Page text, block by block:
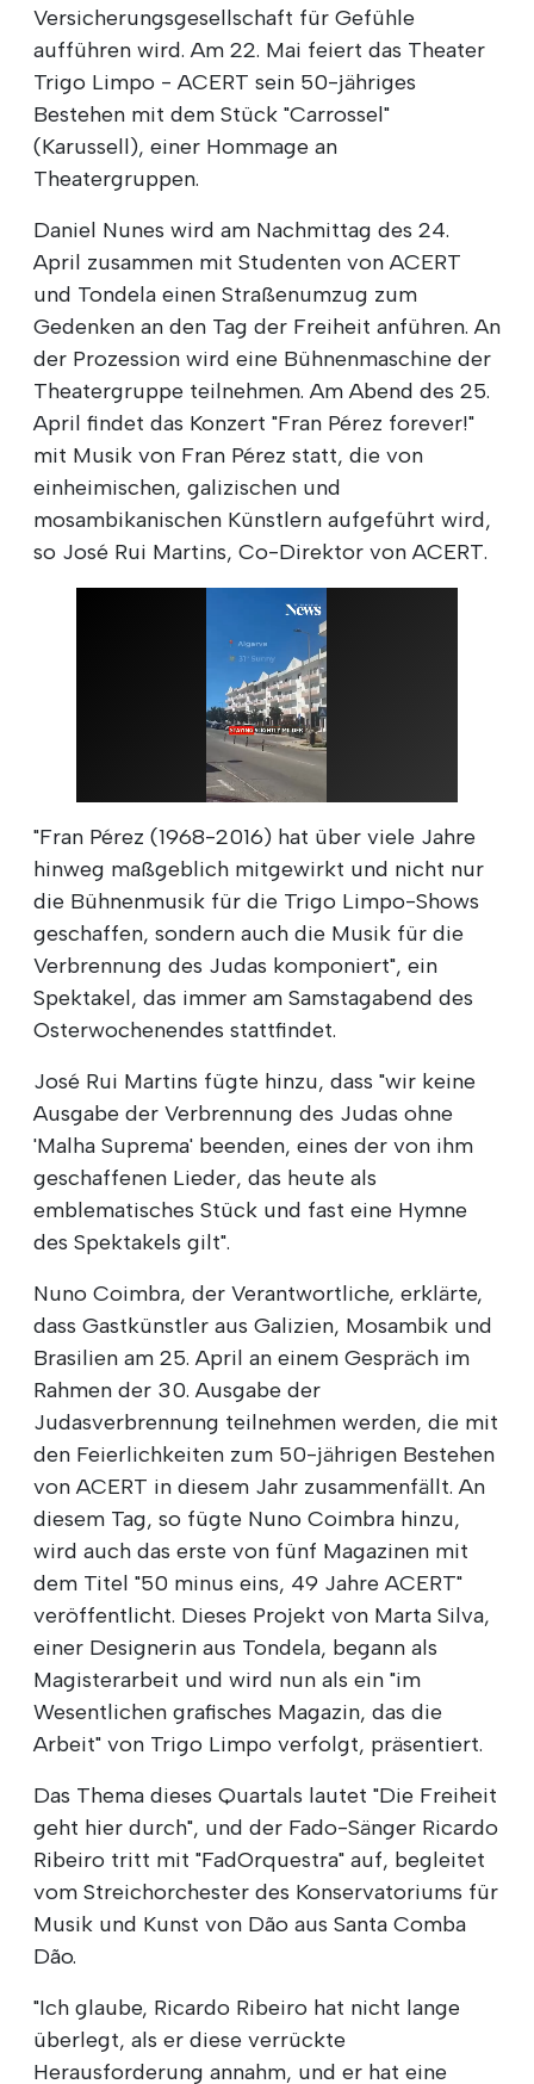
Versicherungsgesellschaft für Gefühle
aufführen wird. Am 22. Mai feiert das Theater
Trigo Limpo - ACERT sein 50-jähriges
Bestehen mit dem Stück "Carrossel"
(Karussell), einer Hommage an
Theatergruppen.
Daniel Nunes wird am Nachmittag des 24.
April zusammen mit Studenten von ACERT
und Tondela einen Straßenumzug zum
Gedenken an den Tag der Freiheit anführen. An
der Prozession wird eine Bühnenmaschine der
Theatergruppe teilnehmen. Am Abend des 25.
April findet das Konzert "Fran Pérez forever!"
mit Musik von Fran Pérez statt, die von
einheimischen, galizischen und
mosambikanischen Künstlern aufgeführt wird,
so José Rui Martins, Co-Direktor von ACERT.
"Fran Pérez (1968-2016) hat über viele Jahre
hinweg maßgeblich mitgewirkt und nicht nur
die Bühnenmusik für die Trigo Limpo-Shows
geschaffen, sondern auch die Musik für die
Verbrennung des Judas komponiert", ein
Spektakel, das immer am Samstagabend des
Osterwochenendes stattfindet.
José Rui Martins fügte hinzu, dass "wir keine
Ausgabe der Verbrennung des Judas ohne
'Malha Suprema' beenden, eines der von ihm
geschaffenen Lieder, das heute als
emblematisches Stück und fast eine Hymne
des Spektakels gilt".
Nuno Coimbra, der Verantwortliche, erklärte,
dass Gastkünstler aus Galizien, Mosambik und
Brasilien am 25. April an einem Gespräch im
Rahmen der 30. Ausgabe der
Judasverbrennung teilnehmen werden, die mit
den Feierlichkeiten zum 50-jährigen Bestehen
von ACERT in diesem Jahr zusammenfällt. An
diesem Tag, so fügte Nuno Coimbra hinzu,
wird auch das erste von fünf Magazinen mit
dem Titel "50 minus eins, 49 Jahre ACERT"
veröffentlicht. Dieses Projekt von Marta Silva,
einer Designerin aus Tondela, begann als
Magisterarbeit und wird nun als ein "im
Wesentlichen grafisches Magazin, das die
Arbeit" von Trigo Limpo verfolgt, präsentiert.
Das Thema dieses Quartals lautet "Die Freiheit
geht hier durch", und der Fado-Sänger Ricardo
Ribeiro tritt mit "FadOrquestra" auf, begleitet
vom Streichorchester des Konservatoriums für
Musik und Kunst von Dão aus Santa Comba
Dão.
"Ich glaube, Ricardo Ribeiro hat nicht lange
überlegt, als er diese verrückte
Herausforderung annahm, und er hat eine